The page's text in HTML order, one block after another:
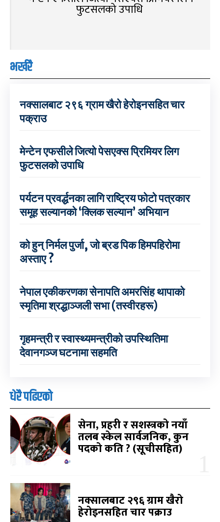
फुटसलको उपाधि
भर्खरै
नक्सालबाट २९६ ग्राम खैरो हेरोइनसहित चार
पक्राउ
मेन्टेन एफसीले जित्यो पेसएक्स प्रिमियर लिग
फुटसलको उपाधि
पर्यटन प्रवर्द्धनका लागि राष्ट्रिय फोटो पत्रकार
समूह सल्यानको ‘क्लिक सल्यान’ अभियान
को हुन् निर्मल पुर्जा, जो ब्रड पिक हिमपहिरोमा
अस्ताए ?
नेपाल एकीकरणका सेनापति अमरसिंह थापाको
स्मृतिमा श्रद्धाञ्जली सभा (तस्वीरहरू)
गृहमन्त्री र स्वास्थ्यमन्त्रीको उपस्थितिमा
देवानगञ्ज घटनामा सहमति
धेरै पढिएको
सेना, प्रहरी र सशस्त्रको नयाँ
तलब स्केल सार्वजनिक, कुन
पदको कति ? (सूचीसहित)
नक्सालबाट २९६ ग्राम खैरो
हेरोइनसहित चार पक्राउ